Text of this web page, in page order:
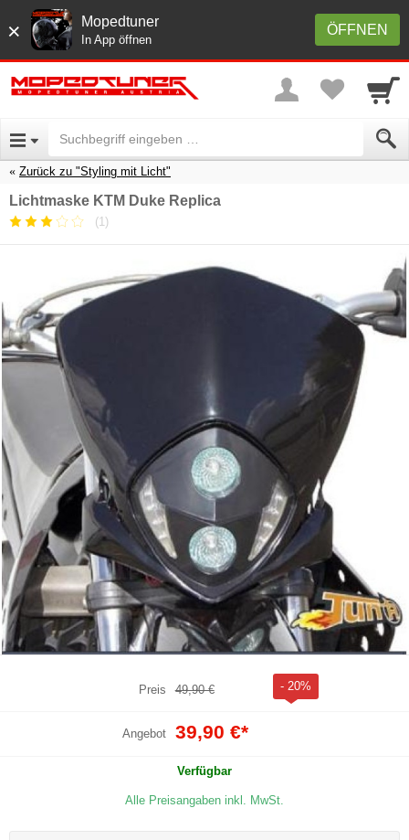
× ÖFFNEN
Mopedtuner
In App öffnen
Zurück zu "Styling mit Licht"
Lichtmaske KTM Duke Replica
(1)
Preis 49,90 € - 20%
Angebot 39,90 €*
Verfügbar
Alle Preisangaben inkl. MwSt.